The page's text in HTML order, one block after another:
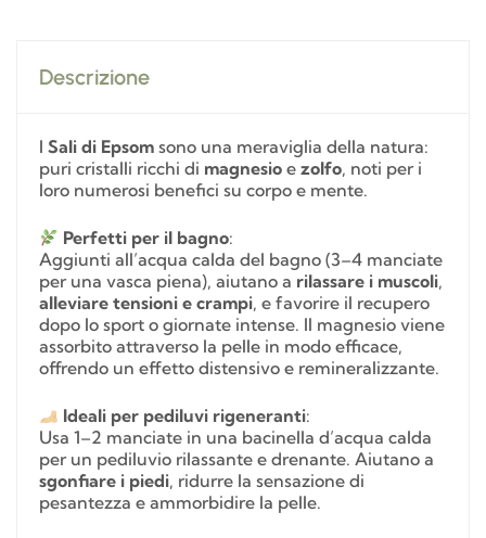
Descrizione
I Sali di Epsom sono una meraviglia della natura:
puri cristalli ricchi di magnesio e zolfo, noti per i
loro numerosi benefici su corpo e mente.
Perfetti per il bagno:
Aggiunti all’acqua calda del bagno (3–4 manciate
per una vasca piena), aiutano a rilassare i muscoli,
alleviare tensioni e crampi, e favorire il recupero
dopo lo sport o giornate intense. Il magnesio viene
assorbito attraverso la pelle in modo efficace,
offrendo un effetto distensivo e remineralizzante.
Ideali per pediluvi rigeneranti:
Usa 1–2 manciate in una bacinella d’acqua calda
per un pediluvio rilassante e drenante. Aiutano a
sgonfiare i piedi, ridurre la sensazione di
pesantezza e ammorbidire la pelle.